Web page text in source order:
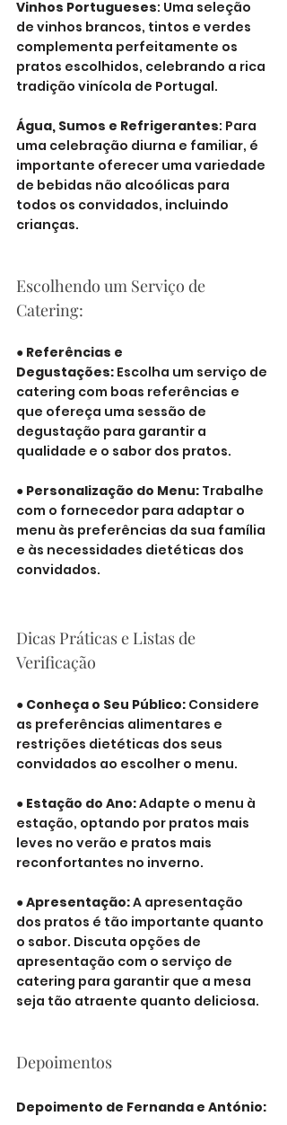
Vinhos Portugueses: Uma seleção
de vinhos brancos, tintos e verdes
complementa perfeitamente os
pratos escolhidos, celebrando a rica
tradição vinícola de Portugal.
Água, Sumos e Refrigerantes: Para
uma celebração diurna e familiar, é
importante oferecer uma variedade
de bebidas não alcoólicas para
todos os convidados, incluindo
crianças.
Escolhendo um Serviço de
Catering:
● Referências e
Degustações: Escolha um serviço de
catering com boas referências e
que ofereça uma sessão de
degustação para garantir a
qualidade e o sabor dos pratos.
● Personalização do Menu: Trabalhe
com o fornecedor para adaptar o
menu às preferências da sua família
e às necessidades dietéticas dos
convidados.
Dicas Práticas e Listas de
Verificação
● Conheça o Seu Público: Considere
as preferências alimentares e
restrições dietéticas dos seus
convidados ao escolher o menu.
● Estação do Ano: Adapte o menu à
estação, optando por pratos mais
leves no verão e pratos mais
reconfortantes no inverno.
● Apresentação: A apresentação
dos pratos é tão importante quanto
o sabor. Discuta opções de
apresentação com o serviço de
catering para garantir que a mesa
seja tão atraente quanto deliciosa.
Depoimentos
Depoimento de Fernanda e António: